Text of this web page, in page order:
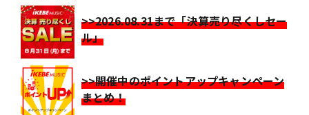
>>2026.08.31まで「決算売り尽くしセー
ル」
>>開催中のポイントアップキャンペーン
まとめ！